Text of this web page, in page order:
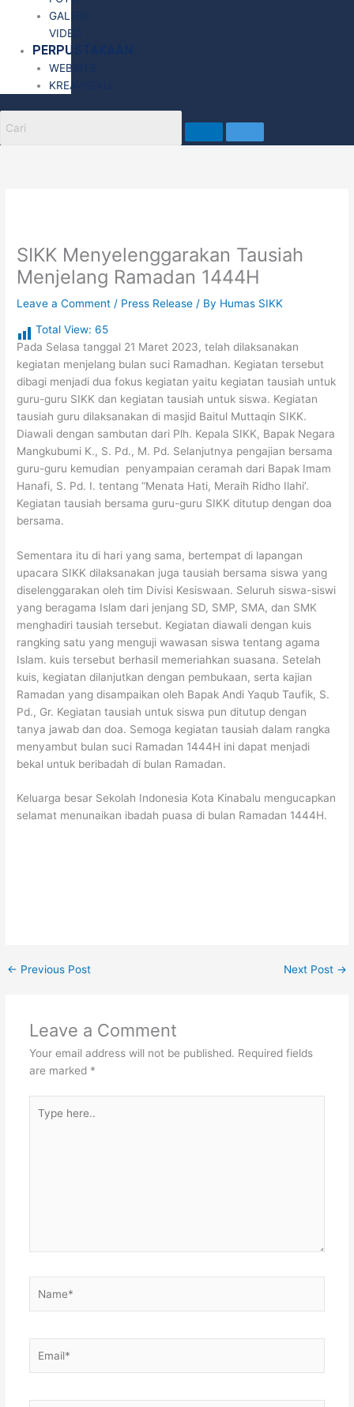
GALERI
VIDEO
PERPUSTAKAAN
WEBSITE
KREAVISIKU
SIKK Menyelenggarakan Tausiah
Menjelang Ramadan 1444H
Leave a Comment / Press Release / By Humas SIKK
Total View: 65
Pada Selasa tanggal 21 Maret 2023, telah dilaksanakan
kegiatan menjelang bulan suci Ramadhan. Kegiatan tersebut
dibagi menjadi dua fokus kegiatan yaitu kegiatan tausiah untuk
guru-guru SIKK dan kegiatan tausiah untuk siswa. Kegiatan
tausiah guru dilaksanakan di masjid Baitul Muttaqin SIKK.
Diawali dengan sambutan dari Plh. Kepala SIKK, Bapak Negara
Mangkubumi K., S. Pd., M. Pd. Selanjutnya pengajian bersama
guru-guru kemudian penyampaian ceramah dari Bapak Imam
Hanafi, S. Pd. I. tentang “Menata Hati, Meraih Ridho Ilahi’.
Kegiatan tausiah bersama guru-guru SIKK ditutup dengan doa
bersama.
Sementara itu di hari yang sama, bertempat di lapangan
upacara SIKK dilaksanakan juga tausiah bersama siswa yang
diselenggarakan oleh tim Divisi Kesiswaan. Seluruh siswa-siswi
yang beragama Islam dari jenjang SD, SMP, SMA, dan SMK
menghadiri tausiah tersebut. Kegiatan diawali dengan kuis
rangking satu yang menguji wawasan siswa tentang agama
Islam. kuis tersebut berhasil memeriahkan suasana. Setelah
kuis, kegiatan dilanjutkan dengan pembukaan, serta kajian
Ramadan yang disampaikan oleh Bapak Andi Yaqub Taufik, S.
Pd., Gr. Kegiatan tausiah untuk siswa pun ditutup dengan
tanya jawab dan doa. Semoga kegiatan tausiah dalam rangka
menyambut bulan suci Ramadan 1444H ini dapat menjadi
bekal untuk beribadah di bulan Ramadan.
Keluarga besar Sekolah Indonesia Kota Kinabalu mengucapkan
selamat menunaikan ibadah puasa di bulan Ramadan 1444H.
← Previous Post Next Post →
Leave a Comment
Your email address will not be published. Required fields
are marked *
here..